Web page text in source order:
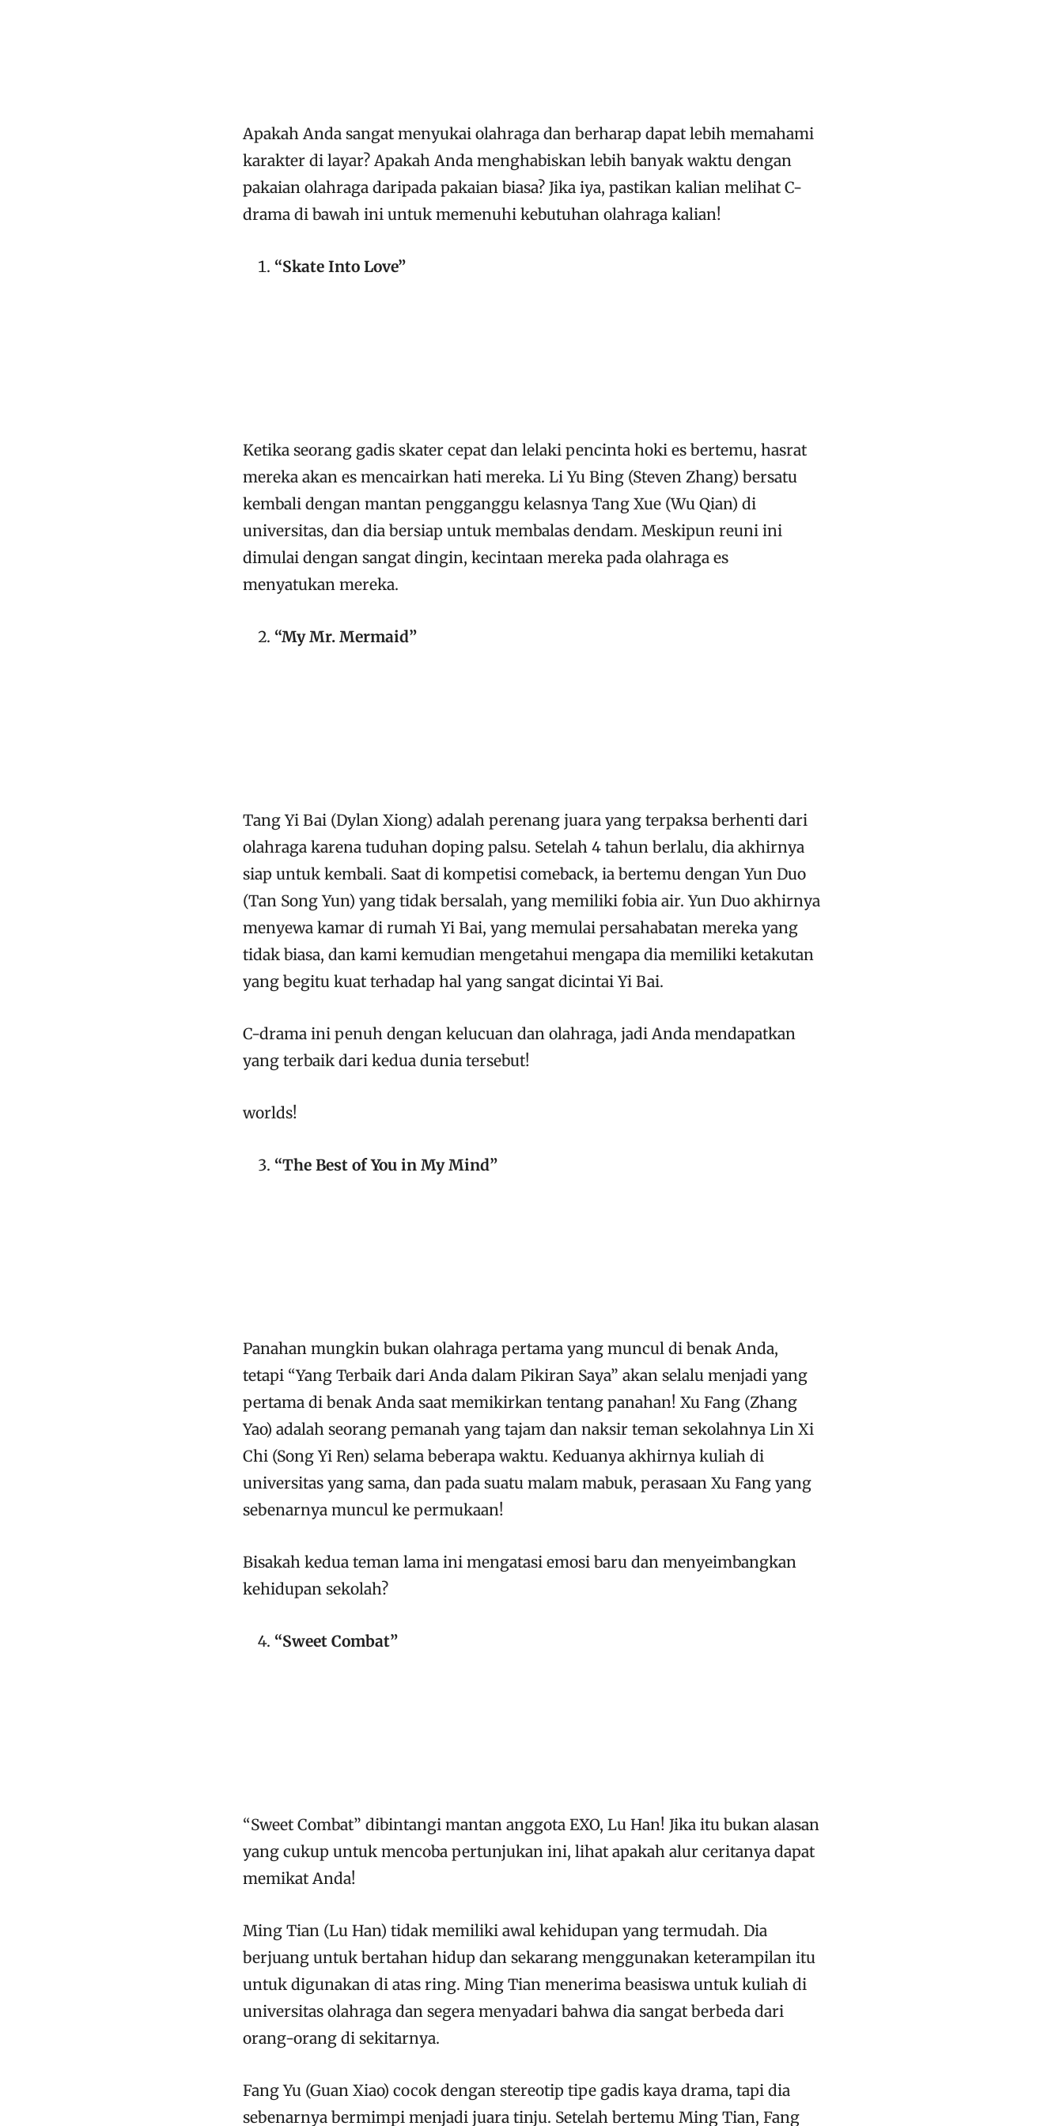
Apakah Anda sangat menyukai olahraga dan berharap dapat lebih memahami
karakter di layar? Apakah Anda menghabiskan lebih banyak waktu dengan
pakaian olahraga daripada pakaian biasa? Jika iya, pastikan kalian melihat C-
drama di bawah ini untuk memenuhi kebutuhan olahraga kalian!
“Skate Into Love”
Ketika seorang gadis skater cepat dan lelaki pencinta hoki es bertemu, hasrat
mereka akan es mencairkan hati mereka. Li Yu Bing (Steven Zhang) bersatu
kembali dengan mantan pengganggu kelasnya Tang Xue (Wu Qian) di
universitas, dan dia bersiap untuk membalas dendam. Meskipun reuni ini
dimulai dengan sangat dingin, kecintaan mereka pada olahraga es
menyatukan mereka.
“My Mr. Mermaid”
Tang Yi Bai (Dylan Xiong) adalah perenang juara yang terpaksa berhenti dari
olahraga karena tuduhan doping palsu. Setelah 4 tahun berlalu, dia akhirnya
siap untuk kembali. Saat di kompetisi comeback, ia bertemu dengan Yun Duo
(Tan Song Yun) yang tidak bersalah, yang memiliki fobia air. Yun Duo akhirnya
menyewa kamar di rumah Yi Bai, yang memulai persahabatan mereka yang
tidak biasa, dan kami kemudian mengetahui mengapa dia memiliki ketakutan
yang begitu kuat terhadap hal yang sangat dicintai Yi Bai.
C-drama ini penuh dengan kelucuan dan olahraga, jadi Anda mendapatkan
yang terbaik dari kedua dunia tersebut!
worlds!
“The Best of You in My Mind”
Panahan mungkin bukan olahraga pertama yang muncul di benak Anda,
tetapi “Yang Terbaik dari Anda dalam Pikiran Saya” akan selalu menjadi yang
pertama di benak Anda saat memikirkan tentang panahan! Xu Fang (Zhang
Yao) adalah seorang pemanah yang tajam dan naksir teman sekolahnya Lin Xi
Chi (Song Yi Ren) selama beberapa waktu. Keduanya akhirnya kuliah di
universitas yang sama, dan pada suatu malam mabuk, perasaan Xu Fang yang
sebenarnya muncul ke permukaan!
Bisakah kedua teman lama ini mengatasi emosi baru dan menyeimbangkan
kehidupan sekolah?
“Sweet Combat”
“Sweet Combat” dibintangi mantan anggota EXO, Lu Han! Jika itu bukan alasan
yang cukup untuk mencoba pertunjukan ini, lihat apakah alur ceritanya dapat
memikat Anda!
Ming Tian (Lu Han) tidak memiliki awal kehidupan yang termudah. Dia
berjuang untuk bertahan hidup dan sekarang menggunakan keterampilan itu
untuk digunakan di atas ring. Ming Tian menerima beasiswa untuk kuliah di
universitas olahraga dan segera menyadari bahwa dia sangat berbeda dari
orang-orang di sekitarnya.
Fang Yu (Guan Xiao) cocok dengan stereotip tipe gadis kaya drama, tapi dia
sebenarnya bermimpi menjadi juara tinju. Setelah bertemu Ming Tian, ​​Fang